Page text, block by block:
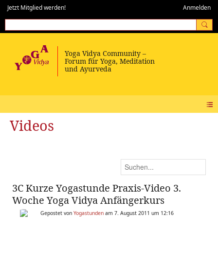
Jetzt Mitglied werden! Anmelden
Videos
3C Kurze Yogastunde Praxis-Video 3.
Woche Yoga Vidya Anfängerkurs
Gepostet von Yogastunden am 7. August 2011 um 12:16